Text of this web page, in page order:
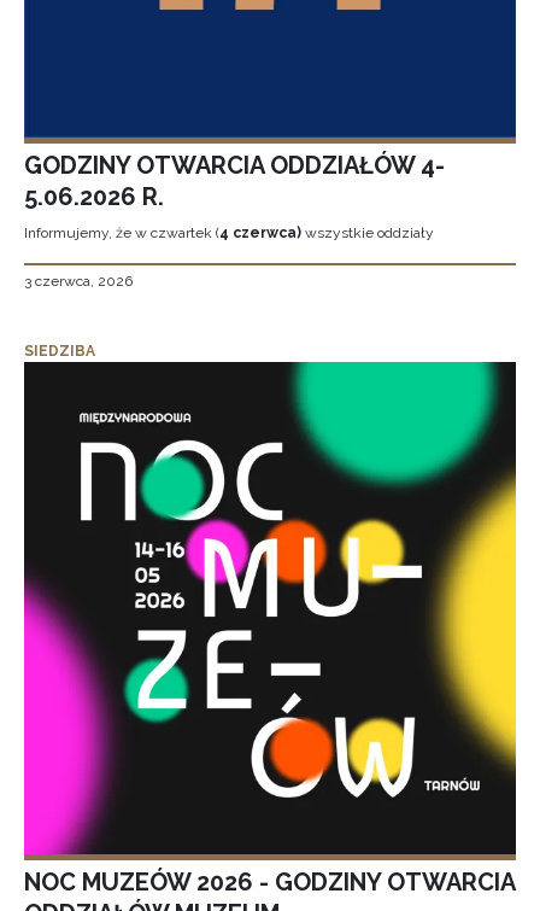
GODZINY OTWARCIA ODDZIAŁÓW 4-
5.06.2026 R.
Informujemy, że w czwartek (4 czerwca) wszystkie oddziały
3 czerwca, 2026
SIEDZIBA
NOC MUZEÓW 2026 - GODZINY OTWARCIA